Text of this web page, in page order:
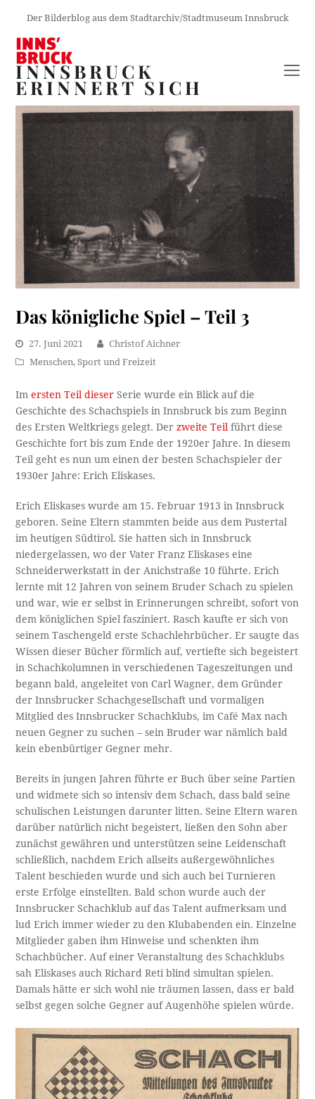
Der Bilderblog aus dem Stadtarchiv/Stadtmuseum Innsbruck
INNSBRUCK
ERINNERT SICH
Das königliche Spiel – Teil 3
27. Juni 2021
Christof Aichner
Menschen,Sport und Freizeit
Imersten Teil dieser Serie wurde ein Blick auf die
Geschichte des Schachspiels in Innsbruck bis zum Beginn
des Ersten Weltkriegs gelegt. Der zweite Teilführt diese
Geschichte fort bis zum Ende der 1920er Jahre. In diesem
Teil geht es nun um einen der besten Schachspieler der
1930er Jahre: Erich Eliskases.
Erich Eliskases wurde am 15. Februar 1913 in Innsbruck
geboren. Seine Eltern stammten beide aus dem Pustertal
im heutigen Südtirol. Sie hatten sich in Innsbruck
niedergelassen, wo der Vater Franz Eliskases eine
Schneiderwerkstatt in der Anichstraße 10 führte. Erich
lernte mit 12 Jahren von seinem Bruder Schach zu spielen
und war, wie er selbst in Erinnerungen schreibt, sofort von
dem königlichen Spiel fasziniert. Rasch kaufte er sich von
seinem Taschengeld erste Schachlehrbücher. Er saugte das
Wissen dieser Bücher förmlich auf, vertiefte sich begeistert
in Schachkolumnen in verschiedenen Tageszeitungen und
begann bald, angeleitet von Carl Wagner, dem Gründer
der Innsbrucker Schachgesellschaft und vormaligen
Mitglied des Innsbrucker Schachklubs, im Café Max nach
neuen Gegner zu suchen – sein Bruder war nämlich bald
kein ebenbürtiger Gegner mehr.
Bereits in jungen Jahren führte er Buch über seine Partien
und widmete sich so intensiv dem Schach, dass bald seine
schulischen Leistungen darunter litten. Seine Eltern waren
darüber natürlich nicht begeistert, ließen den Sohn aber
zunächst gewähren und unterstützen seine Leidenschaft
schließlich, nachdem Erich allseits außergewöhnliches
Talent beschieden wurde und sich auch bei Turnieren
erste Erfolge einstellten. Bald schon wurde auch der
Innsbrucker Schachklub auf das Talent aufmerksam und
lud Erich immer wieder zu den Klubabenden ein. Einzelne
Mitglieder gaben ihm Hinweise und schenkten ihm
Schachbücher. Auf einer Veranstaltung des Schachklubs
sah Eliskases auch Richard Reti blind simultan spielen.
Damals hätte er sich wohl nie träumen lassen, dass er bald
selbst gegen solche Gegner auf Augenhöhe spielen würde.